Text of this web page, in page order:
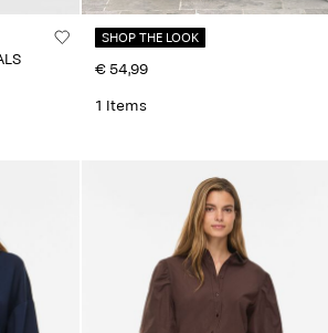
SHOP THE LOOK
€ 54,99
1 Items